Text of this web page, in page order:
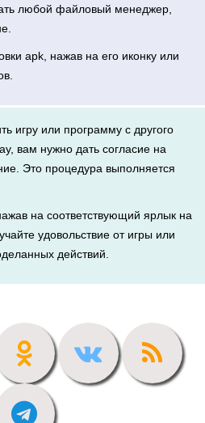
любой файловый менеджер,
apk, нажав на его иконку или
игру или программу с другого
вам нужно дать согласие на
Это процедура выполняется
на соответствующий ярлык на
удовольствие от игры или
действий.